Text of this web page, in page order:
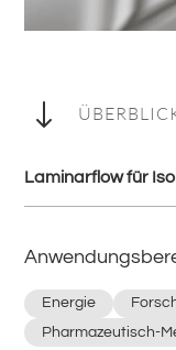
"
Laminarflow für
Energie
Pharmazeutisch-